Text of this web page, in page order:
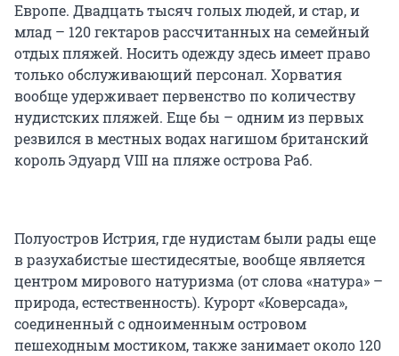
Европе. Двадцать тысяч голых людей, и стар, и
млад – 120 гектаров рассчитанных на семейный
отдых пляжей. Носить одежду здесь имеет право
только обслуживающий персонал. Хорватия
вообще удерживает первенство по количеству
нудистских пляжей. Еще бы – одним из первых
резвился в местных водах нагишом британский
король Эдуард VIII на пляже острова Раб.
Полуостров Истрия, где нудистам были рады еще
в разухабистые шестидесятые, вообще является
центром мирового натуризма (от слова «натура» –
природа, естественность). Курорт «Коверсада»,
соединенный с одноименным островом
пешеходным мостиком, также занимает около 120